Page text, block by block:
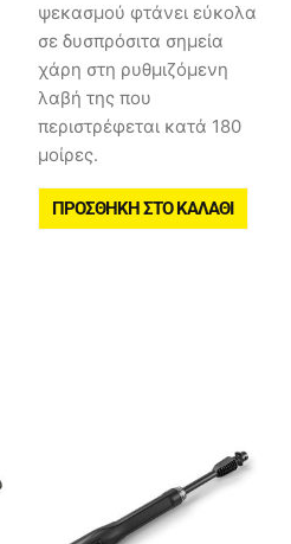
ψεκασμού φτάνει εύκολα
σε δυσπρόσιτα σημεία
χάρη στη ρυθμιζόμενη
λαβή της που
περιστρέφεται κατά 180
μοίρες.
ΠΡΟΣΘΉΚΗ ΣΤΟ ΚΑΛΆΘΙ